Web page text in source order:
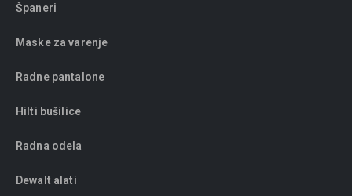
Španeri
Maske za varenje
Radne pantalone
Hilti bušilice
Radna odela
Dewalt alati